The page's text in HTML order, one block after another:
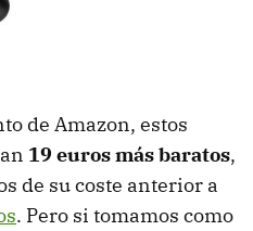
de Amazon, estos
19 euros más baratos,
de su coste anterior a
. Pero si tomamos como